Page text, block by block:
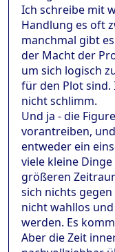
Ich schreibe mit
Handlung es oft
manchmal gibt
der Macht der
um sich logisch
für den Plot sind.
nicht schlimm.
Und ja - die
vorantreiben,
entweder ein
viele kleine
größeren
sich nichts
nicht wahllos
werden. Es
Aber die Zeit